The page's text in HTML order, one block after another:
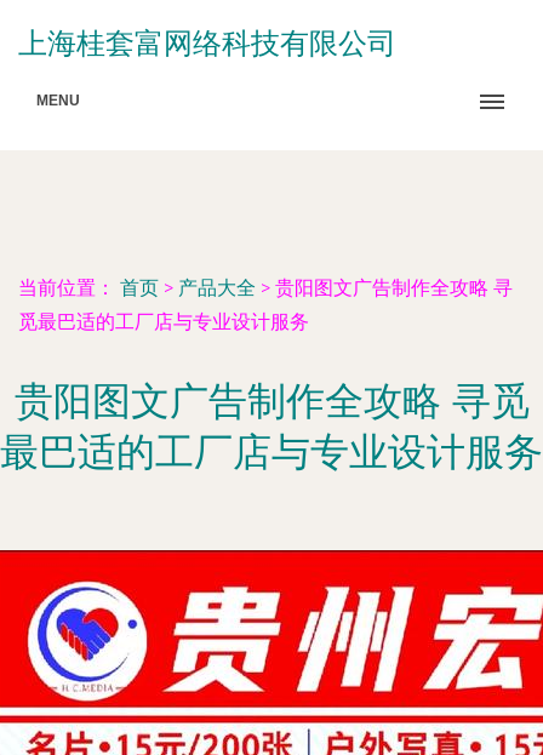
上海桂套富网络科技有限公司
MENU
当前位置： 首页 > 产品大全 > 贵阳图文广告制作全攻略 寻
觅最巴适的工厂店与专业设计服务
贵阳图文广告制作全攻略 寻觅
最巴适的工厂店与专业设计服务